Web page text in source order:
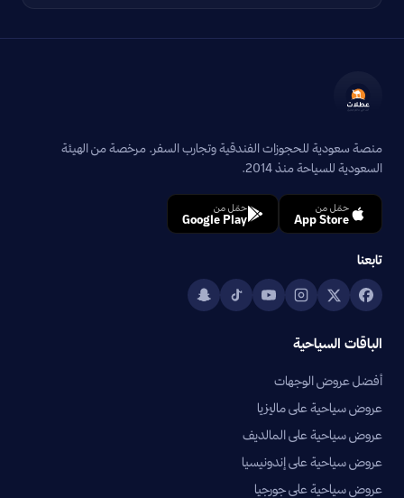
منصة سعودية للحجوزات الفندقية وتجارب السفر. مرخصة من الهيئة
السعودية للسياحة منذ 2014.
حمّل من
App Store
حمّل من
Google Play
تابعنا
الباقات السياحية
أفضل عروض الوجهات
عروض سياحية على ماليزيا
عروض سياحية على المالديف
عروض سياحية على إندونيسيا
عروض سياحية على جورجيا